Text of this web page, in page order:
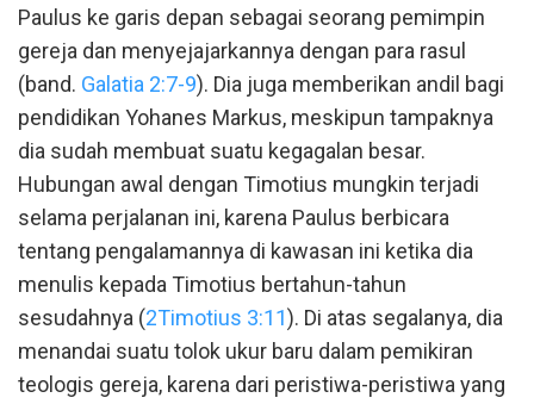
Paulus ke garis depan sebagai seorang pemimpin
gereja dan menyejajarkannya dengan para rasul
(band. Galatia 2:7-9). Dia juga memberikan andil bagi
pendidikan Yohanes Markus, meskipun tampaknya
dia sudah membuat suatu kegagalan besar.
Hubungan awal dengan Timotius mungkin terjadi
selama perjalanan ini, karena Paulus berbicara
tentang pengalamannya di kawasan ini ketika dia
menulis kepada Timotius bertahun-tahun
sesudahnya (2Timotius 3:11). Di atas segalanya, dia
menandai suatu tolok ukur baru dalam pemikiran
teologis gereja, karena dari peristiwa-peristiwa yang